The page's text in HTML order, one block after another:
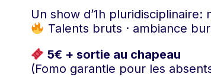
Un show d’1h
Talents bruts · ambiance
5€ + sortie au chapeau
(Fomo garantie pour les